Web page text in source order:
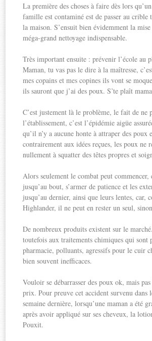
La première des choses à faire dès lors
famille est contaminé est de passer au crible
la maison. S’ensuit bien évidemment la
méga-grand nettoyage indispensable.
Très important ensuite : prévenir l’école au
Maman, tu vas pas le dire à la maîtresse,
mes copains et mes copines ils vont se
ils sauront que j’ai des poux. S’te plaît
C’est justement là le problème, le fait de ne
l’établissement, c’est l’épidémie aigüe
qu’il n’y a aucune honte à attraper des poux
contrairement aux idées reçues, les poux ne
nullement à squatter des têtes propres et
Alors seulement le combat peut
jusqu’au bout, s’armer de patience et les
jusqu’au dernier, ainsi que leurs lentes, car,
Highlander, il ne peut en rester un seul,
De nombreux produits existent sur le
toutefois aux traitements chimiques qui sont
pharmacie, polluants, agressifs pour le cuir
bien souvent inefficaces.
Vouloir se débarrasser des poux ok, mais
prix. Pour preuve cet accident survenu dans
semaine dernière, lorsqu’une maman a été
après avoir appliqué sur ses cheveux, la
Pouxit.